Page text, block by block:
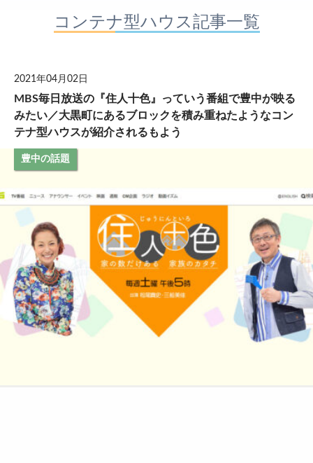
WORK」のご
掲載につきま
コンテナ型ハウス記事一覧
2021年04月02日
MBS毎日放送の『住人十色』っていう番組で豊中が映る
みたい／大黒町にあるブロックを積み重ねたようなコン
テナ型ハウスが紹介されるもよう
豊中の話題